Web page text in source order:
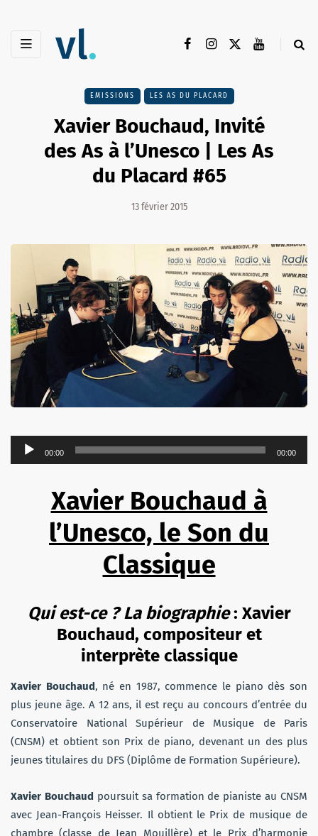
EMISSIONS LES AS DU PLACARD
Xavier Bouchaud, Invité
des As à l’Unesco | Les As
du Placard #65
13 février 2015
Lecteur
audio
00:00 00:00
Xavier Bouchaud à
l’Unesco, le Son du
Classique
Qui est-ce ? La biographie: Xavier
Bouchaud, compositeur et
interprète classique
Xavier Bouchaud, né en 1987, commence le piano dès son
plus jeune âge. A 12 ans, il est reçu au concours d’entrée du
Conservatoire National Supérieur de Musique de Paris
(CNSM) et obtient son Prix de piano, devenant un des plus
jeunes titulaires du DFS (Diplôme de Formation Supérieure).
Xavier Bouchaud poursuit sa formation de pianiste au CNSM
avec Jean-François Heisser. Il obtient le Prix de musique de
chambre (classe de Jean Mouillère) et le Prix d’harmonie